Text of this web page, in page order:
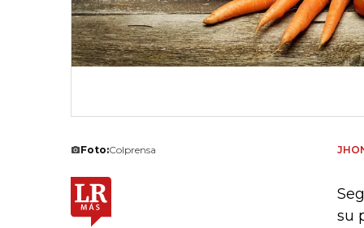
Foto:Colprensa
su